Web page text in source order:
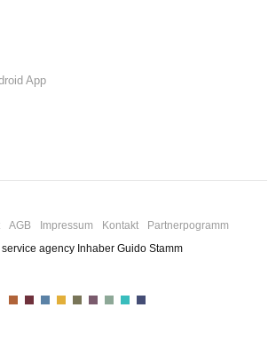
App
AGB Impressum Kontakt
Partnerpogramm
agency Inhaber Guido Stamm